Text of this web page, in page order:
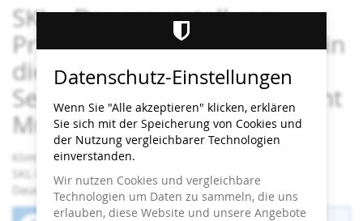
SKL - Dauerausstellung:
Primarstufen: Wie Fantasie in
die Kunst kam /
Sekundarstufen I+II: Wie geht
Museum?
Klimt ⇄ Warhol
SKL-Workshop
Dauer: 90 Minuten
Datenschutz-Einstellungen
Wenn Sie "Alle akzeptieren" klicken, erklären
Sie sich mit der Speicherung von Cookies und
der Nutzung vergleichbarer Technologien
einverstanden.
Wir nutzen Cookies und vergleichbare
Technologien um Daten zu sammeln, die uns
erlauben, diese Website und unsere Angebote